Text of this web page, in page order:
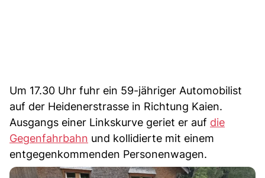
Um 17.30 Uhr fuhr ein 59-jähriger Automobilist
auf der Heidenerstrasse in Richtung Kaien.
Ausgangs einer Linkskurve geriet er auf die
Gegenfahrbahn und kollidierte mit einem
entgegenkommenden Personenwagen.